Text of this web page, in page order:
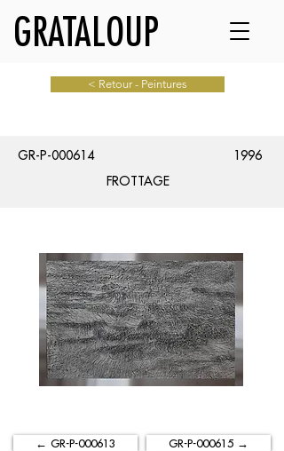
GRATALOUP
< Retour - Peintures
GR-P-000614
1996
FROTTAGE
← GR-P-000613 GR-P-000615 →